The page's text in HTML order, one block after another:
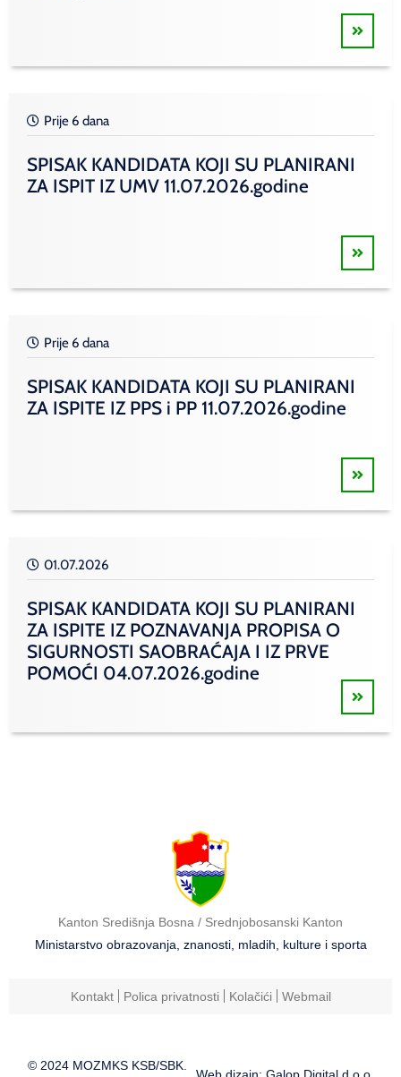
Prije 6 dana
SPISAK KANDIDATA KOJI SU PLANIRANI
ZA ISPIT IZ UMV 11.07.2026.godine
Prije 6 dana
SPISAK KANDIDATA KOJI SU PLANIRANI
ZA ISPITE IZ PPS i PP 11.07.2026.godine
01.07.2026
SPISAK KANDIDATA KOJI SU PLANIRANI
ZA ISPITE IZ POZNAVANJA PROPISA O
SIGURNOSTI SAOBRAĆAJA I IZ PRVE
POMOĆI 04.07.2026.godine
Kanton Središnja Bosna / Srednjobosanski Kanton
Ministarstvo obrazovanja, znanosti, mladih, kulture i sporta
Kontakt Polica privatnosti Kolačići Webmail
© 2024 MOZMKS KSB/SBK.
Web dizajn: Galop Digital d.o.o.